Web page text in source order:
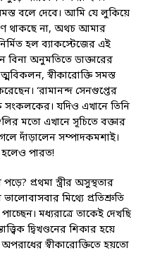
বলে দেবে। আমি যে লুকিয়ে
থাকছে না, অথচ আমার
হল ব্যাকস্টেজের এই
অনুমতিতে ডাক্তারের
স্বীকারোক্তি সমস্ত
‘রামানন্দ সেনগুপ্তের
সংকলকের। যদিও এখানে তিনি
মতো এখানে সূচিতে বক্তার
দাঁড়ালেন সম্পাদকমশাই।
হলেও পারত!
প্রথমা স্ত্রীর অসুস্থতার
মিথ্যে প্রতিশ্রুতি
মধ্যরাত্রে তাকেই দেখছি
দ্বিখণ্ডনের শিকার হয়ে
স্বীকারোক্তিতে হয়তো